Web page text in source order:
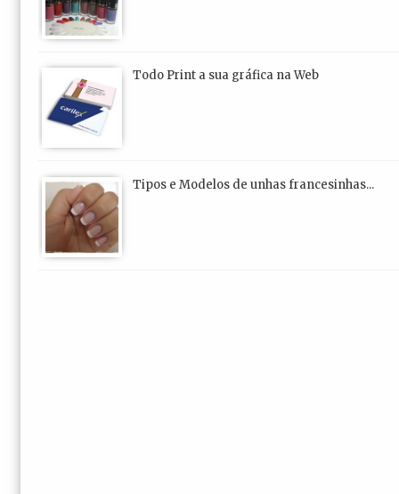
Todo Print a sua gráfica na Web
Tipos e Modelos de unhas francesinhas...